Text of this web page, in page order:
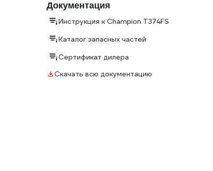
Документация
Инструкция к Champion Т374FS
Каталог запасных частей
Сертификат дилера
Скачать всю документацию